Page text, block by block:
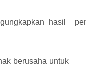
hasil
berusaha untuk